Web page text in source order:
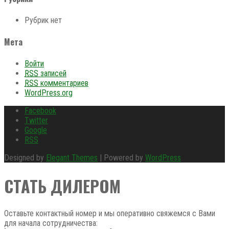
Рубрик нет
Мета
Войти
RSS записей
RSS комментариев
WordPress.org
Facebook
Twitter
Google
RSS
Designed by Elegant Themes | Powered by WordPress
СТАТЬ ДИЛЕРОМ
Оставьте контактный номер и мы оперативно свяжемся с Вами
для начала сотрудничества: